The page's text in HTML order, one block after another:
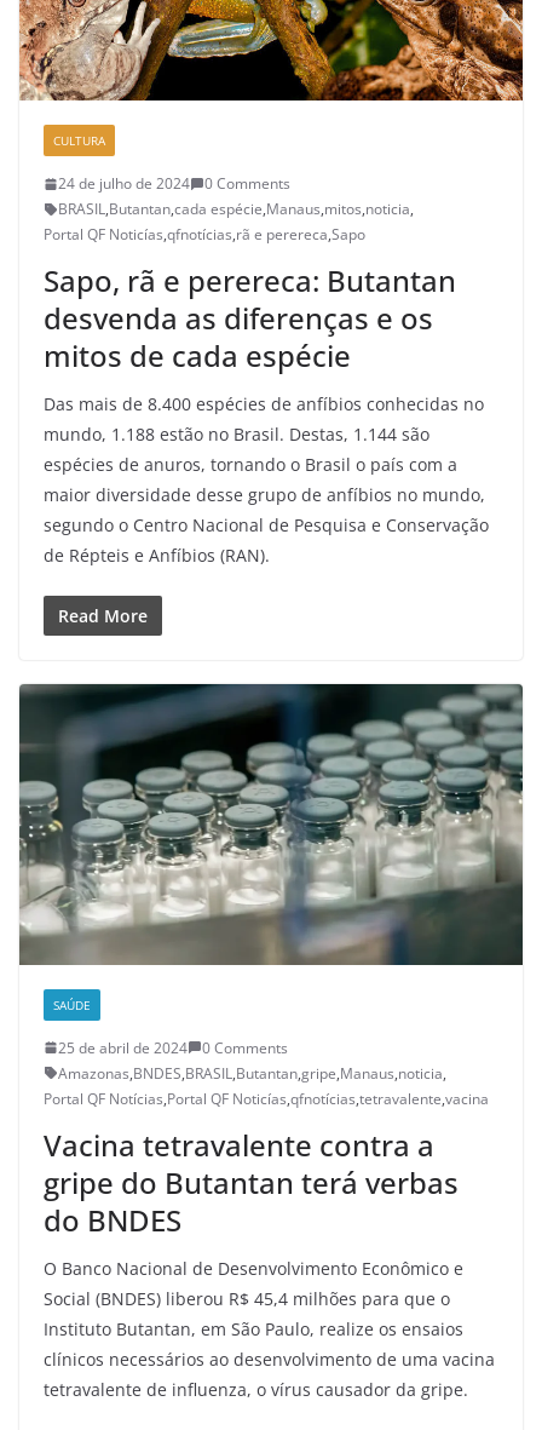
CULTURA
24 de julho de 2024
0 Comments
BRASIL,Butantan,cada espécie,Manaus,mitos,noticia,
Portal QF Noticías,qfnotícias,rã e perereca,Sapo
Sapo, rã e perereca: Butantan
desvenda as diferenças e os
mitos de cada espécie
Das mais de 8.400 espécies de anfíbios conhecidas no
mundo, 1.188 estão no Brasil. Destas, 1.144 são
espécies de anuros, tornando o Brasil o país com a
maior diversidade desse grupo de anfíbios no mundo,
segundo o Centro Nacional de Pesquisa e Conservação
de Répteis e Anfíbios (RAN).
Read More
SAÚDE
25 de abril de 2024
0 Comments
Amazonas,BNDES,BRASIL,Butantan,gripe,Manaus,noticia,
Portal QF Notícias,Portal QF Noticías,qfnotícias,tetravalente,vacina
Vacina tetravalente contra a
gripe do Butantan terá verbas
do BNDES
O Banco Nacional de Desenvolvimento Econômico e
Social (BNDES) liberou R$ 45,4 milhões para que o
Instituto Butantan, em São Paulo, realize os ensaios
clínicos necessários ao desenvolvimento de uma vacina
tetravalente de influenza, o vírus causador da gripe.